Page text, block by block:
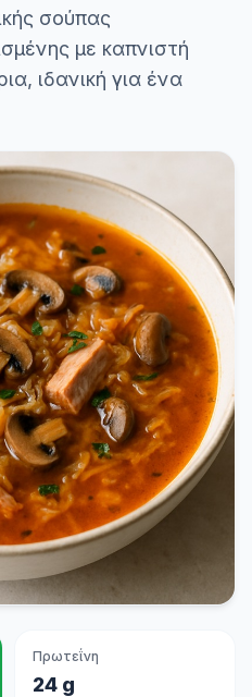
σούπας
με καπνιστή
ιδανική για ένα
Πρωτεΐνη
24 g